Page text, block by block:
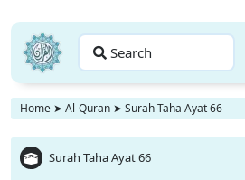
Search
Home ➤ Al-Quran ➤ Surah Taha Ayat 66
Surah Taha Ayat 66